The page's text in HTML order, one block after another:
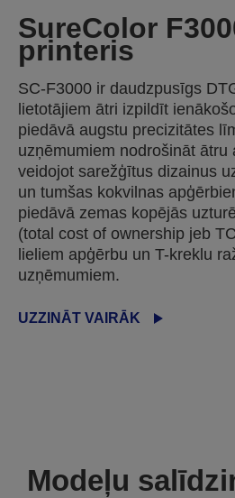
SureColor
printeris
SC-F3000 ir daudzpusīgs
lietotājiem ātri izpildīt
piedāvā augstu precizitātes
uzņēmumiem nodrošināt ātru
veidojot sarežģītus dizainus
un tumšas kokvilnas
piedāvā zemas kopējās
(total cost of ownership jeb
lieliem apģērbu un T-kreklu
uzņēmumiem.
UZZINĀT VAIRĀK
Modeļu